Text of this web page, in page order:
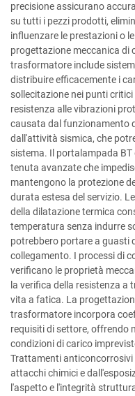
precisione assicurano
su tutti i pezzi prodotti,
influenzare le prestazioni o
progettazione meccanica di
trasformatore include
distribuire efficacemente i
sollecitazione nei punti
resistenza alle vibrazioni
causata dal funzionamento
dall'attività sismica, che
sistema. Il portalampada
tenuta avanzate che
mantengono la protezione
durata estesa del servizio.
della dilatazione termica
temperatura senza indurre
potrebbero portare a guasti
collegamento. I processi di
verificano le proprietà
la verifica della resistenza a
vita a fatica. La
trasformatore incorpora
requisiti di settore, offrendo
condizioni di carico
Trattamenti
attacchi chimici e
l'aspetto e l'integrità